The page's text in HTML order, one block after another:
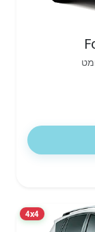
4x4